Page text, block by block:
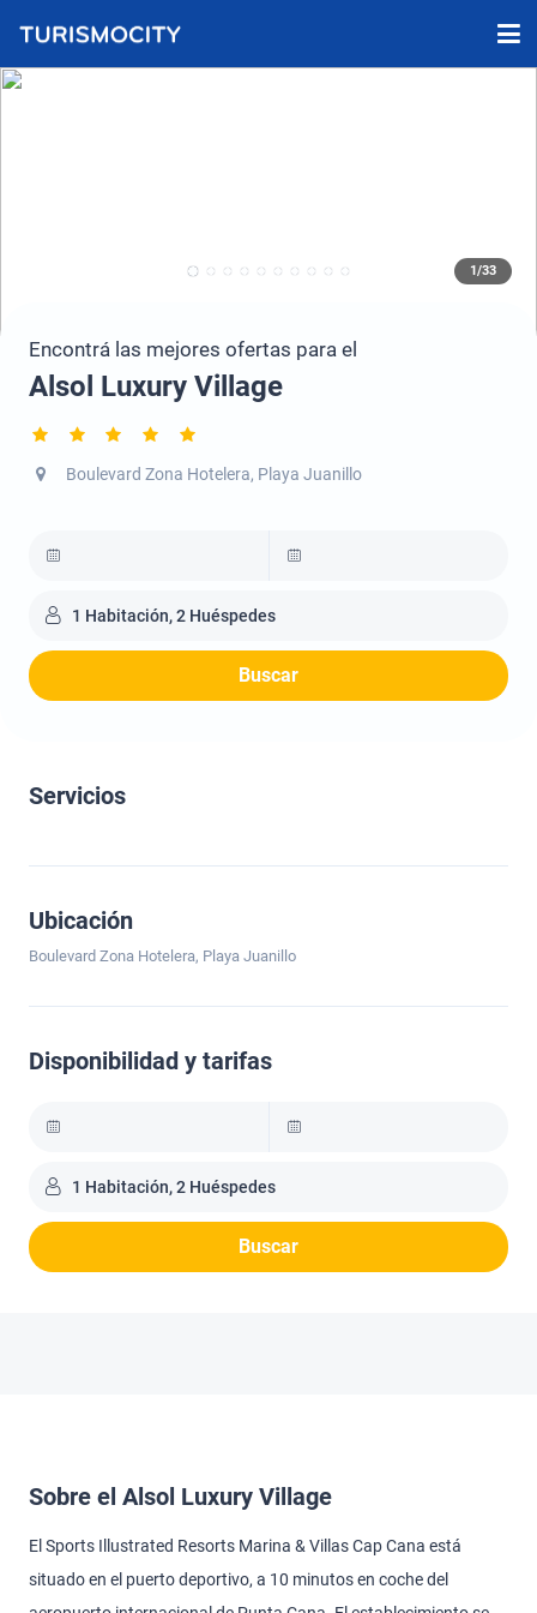
1/33
Encontrá las mejores ofertas para el
Alsol Luxury Village
Boulevard Zona Hotelera, Playa Juanillo
1 Habitación, 2 Huéspedes
Buscar
Servicios
Ubicación
Boulevard Zona Hotelera, Playa Juanillo
Disponibilidad y tarifas
1 Habitación, 2 Huéspedes
Buscar
Sobre el Alsol Luxury Village
El Sports Illustrated Resorts Marina & Villas Cap Cana está
situado en el puerto deportivo, a 10 minutos en coche del